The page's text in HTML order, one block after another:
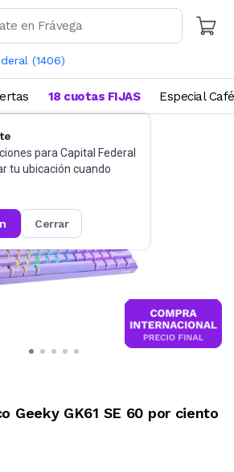
(1406)
para Capital Federal
tu ubicación cuando
cerrar
18 cuotas FIJAS Especial Café
Geeky GK61 SE 60 por ciento